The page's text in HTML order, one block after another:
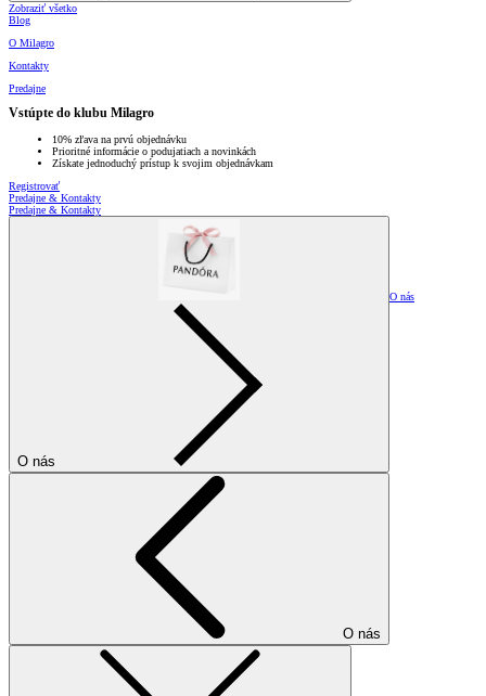
Zobraziť všetko
Blog
O Milagro
Kontakty
Predajne
Vstúpte do klubu Milagro
10% zľava na prvú objednávku
Prioritné informácie o podujatiach a novinkách
Získate jednoduchý prístup k svojim objednávkam
Registrovať
Predajne & Kontakty
Predajne & Kontakty
O nás
O nás
O nás